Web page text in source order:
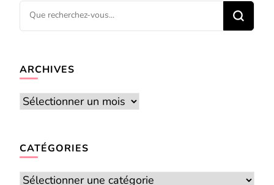
Vous
recherchiez
ARCHIVES
Archives
CATÉGORIES
Catégories